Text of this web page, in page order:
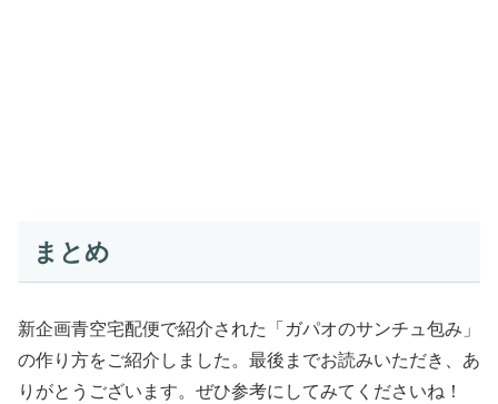
まとめ
新企画青空宅配便で紹介された「ガパオのサンチュ包み」
の作り方をご紹介しました。最後までお読みいただき、あ
りがとうございます。ぜひ参考にしてみてくださいね！